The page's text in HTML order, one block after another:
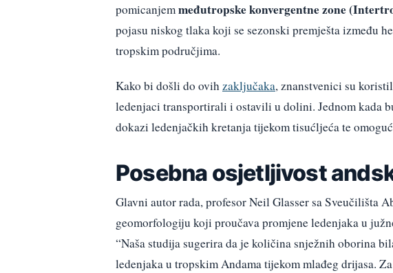
pomicanjemmeđutropske konvergentne zone
pojasu niskog tlaka koji se sezonski premješta između
tropskim područjima.
Kako bi došli do ovihzaključaka, znanstvenici su
ledenjaci transportirali i ostavili u dolini. Jednom kada
dokazi ledenjačkih kretanja tijekom tisućljeća te
Posebna osjetljivost
Glavni autor rada, profesor Neil Glasser sa Sveučilišta
geomorfologiju koji proučava promjene ledenjaka u
“Naša studija sugerira da je količina snježnih oborina
ledenjaka u tropskim Andama tijekom mlađeg drijasa.